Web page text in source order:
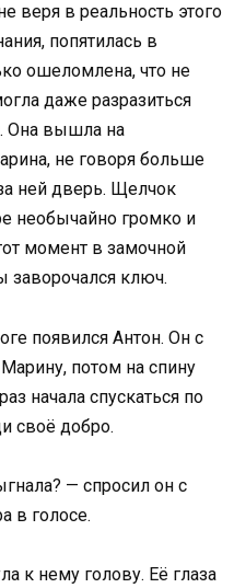
веря в реальность этого
попятилась в
ошеломлена, что не
даже разразиться
Она вышла на
не говоря больше
ней дверь. Щелчок
необычайно громко и
момент в замочной
заворочался ключ.
появился Антон. Он с
потом на спину
начала спускаться по
своё добро.
— спросил он с
в голосе.
к нему голову. Её глаза